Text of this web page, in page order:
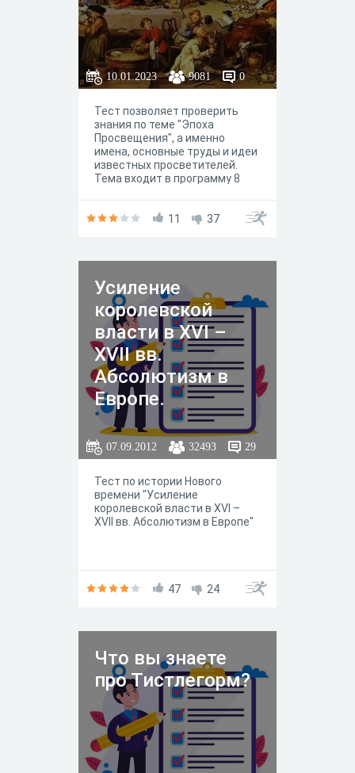
10.01.2023 9081 0
Тест позволяет проверить
знания по теме "Эпоха
Просвещения", а именно
имена, основные труды и идеи
известных просветителей.
Тема входит в программу 8
11 37
Усиление
королевской
власти в XVI –
XVII вв.
Абсолютизм в
Европе.
07.09.2012 32493 29
Тест по истории Нового
времени "Усиление
королевской власти в XVI –
XVII вв. Абсолютизм в Европе"
47 24
Что вы знаете
про Тистлегорм?